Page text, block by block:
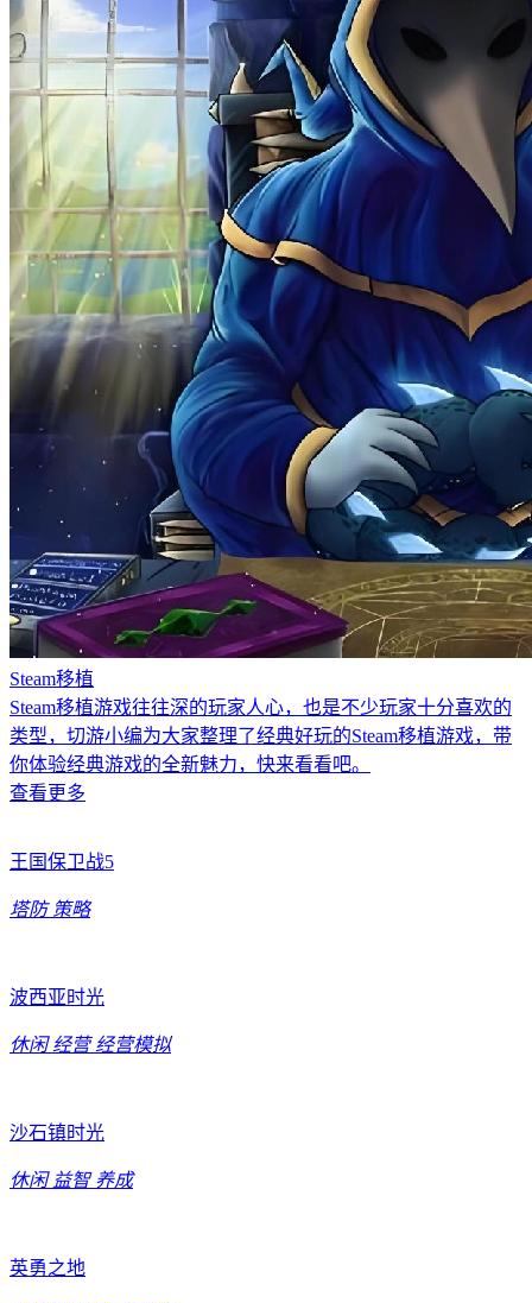
Steam移植
Steam移植游戏往往深的玩家人心，也是不少玩家十分喜欢的
类型，切游小编为大家整理了经典好玩的Steam移植游戏，带
你体验经典游戏的全新魅力，快来看看吧。
查看更多
王国保卫战5
塔防 策略
波西亚时光
休闲 经营 经营模拟
沙石镇时光
休闲 益智 养成
英勇之地